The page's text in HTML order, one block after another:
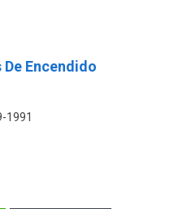
De Encendido
1991